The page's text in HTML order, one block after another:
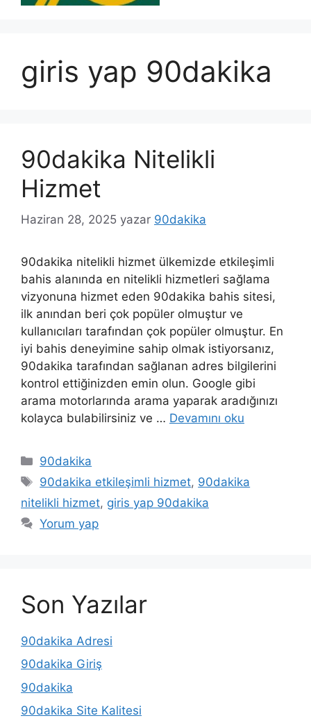
giris yap 90dakika
90dakika Nitelikli
Hizmet
Haziran 28, 2025 yazar 90dakika
90dakika nitelikli hizmet ülkemizde etkileşimli
bahis alanında en nitelikli hizmetleri sağlama
vizyonuna hizmet eden 90dakika bahis sitesi,
ilk anından beri çok popüler olmuştur ve
kullanıcıları tarafından çok popüler olmuştur. En
iyi bahis deneyimine sahip olmak istiyorsanız,
90dakika tarafından sağlanan adres bilgilerini
kontrol ettiğinizden emin olun. Google gibi
arama motorlarında arama yaparak aradığınızı
kolayca bulabilirsiniz ve … Devamını oku
Kategoriler
90dakika
Etiketler
90dakika etkileşimli hizmet, 90dakika
nitelikli hizmet, giris yap 90dakika
Yorum yap
Son Yazılar
90dakika Adresi
90dakika Giriş
90dakika
90dakika Site Kalitesi